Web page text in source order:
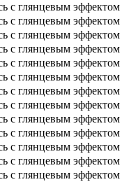
с глянцевым эффектом
с глянцевым эффектом
с глянцевым эффектом
с глянцевым эффектом
с глянцевым эффектом
с глянцевым эффектом
с глянцевым эффектом
с глянцевым эффектом
с глянцевым эффектом
с глянцевым эффектом
с глянцевым эффектом
с глянцевым эффектом
с глянцевым эффектом